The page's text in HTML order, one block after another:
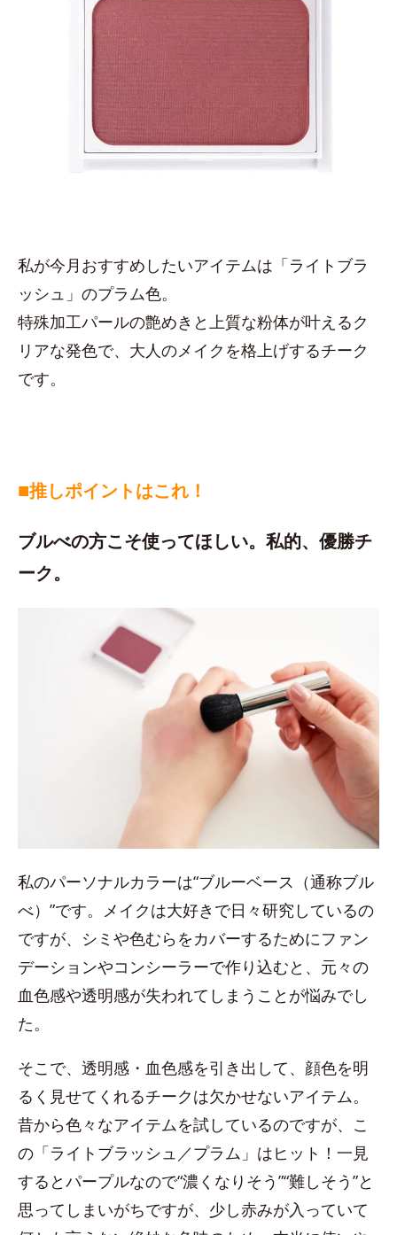
私が今月おすすめしたいアイテムは「ライトブラ
ッシュ」のプラム色。
特殊加工パールの艶めきと上質な粉体が叶えるク
リアな発色で、大人のメイクを格上げするチーク
です。
■推しポイントはこれ！
ブルべの方こそ使ってほしい。私的、優勝チ
ーク。
私のパーソナルカラーは“ブルーベース（通称ブル
べ）”です。メイクは大好きで日々研究しているの
ですが、シミや色むらをカバーするためにファン
デーションやコンシーラーで作り込むと、元々の
血色感や透明感が失われてしまうことが悩みでし
た。
そこで、透明感・血色感を引き出して、顔色を明
るく見せてくれるチークは欠かせないアイテム。
昔から色々なアイテムを試しているのですが、こ
の「ライトブラッシュ／プラム」はヒット！一見
するとパープルなので“濃くなりそう”“難しそう”と
思ってしまいがちですが、少し赤みが入っていて